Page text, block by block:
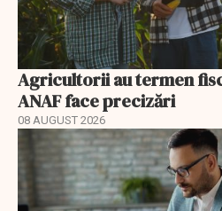
Agricultorii au termen
ANAF face precizări
08 AUGUST 2026